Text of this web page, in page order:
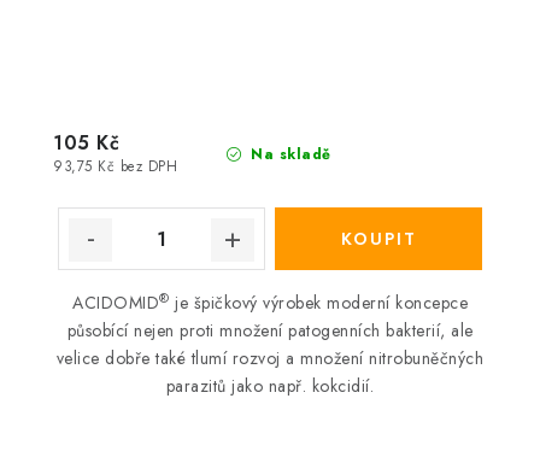
Na skladě
93,75 Kč bez DPH
105 Kč
ACIDOMID® je špičkový výrobek moderní koncepce
působící nejen proti množení patogenních bakterií, ale
velice dobře také tlumí rozvoj a množení nitrobuněčných
parazitů jako např. kokcidií.